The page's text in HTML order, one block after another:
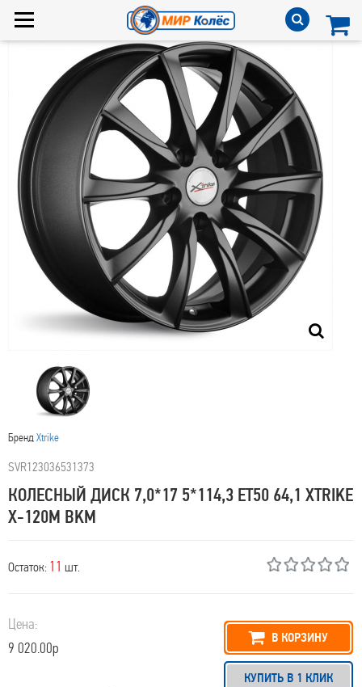
БрендXtrike
SVR123036531373
КОЛЕСНЫЙ ДИСК 7,0*17 5*114,3 ET50 64,1 XTRIKE
X-120М BKM
Остаток: 11 шт.
Цена:
9 020.00р
В КОРЗИНУ
КУПИТЬ В 1 КЛИК